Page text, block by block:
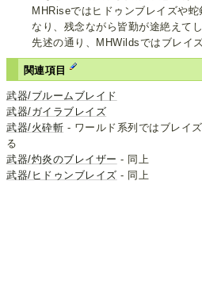
MHRiseではヒドゥンブレイズや
なり、残念ながら皆勤が途絶えてし
先述の通り、MHWildsではブレイ
関連項目
武器/ブルームブレイド
武器/ガイラブレイズ
武器/火砕斬 - ワールド系列ではブレイ
る
武器/灼炎のブレイザー - 同上
武器/ヒドゥンブレイズ - 同上